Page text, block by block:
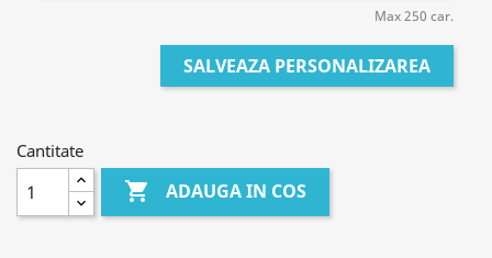
Max 250 car.
SALVEAZA PERSONALIZAREA
Cantitate
 ADAUGA IN COS